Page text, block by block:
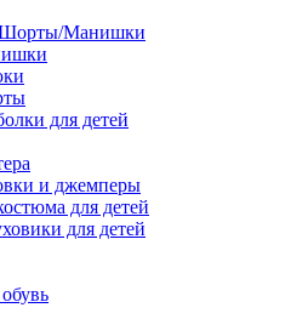
Манишки
для детей
и джемперы
для детей
для детей